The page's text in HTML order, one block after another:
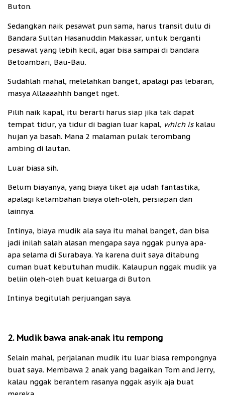
Buton.
Sedangkan naik pesawat pun sama, harus transit dulu di
Bandara Sultan Hasanuddin Makassar, untuk berganti
pesawat yang lebih kecil, agar bisa sampai di bandara
Betoambari, Bau-Bau.
Sudahlah mahal, melelahkan banget, apalagi pas lebaran,
masya Allaaaahhh banget nget.
Pilih naik kapal, itu berarti harus siap jika tak dapat
tempat tidur, ya tidur di bagian luar kapal, which is kalau
hujan ya basah. Mana 2 malaman pulak terombang
ambing di lautan.
Luar biasa sih.
Belum biayanya, yang biaya tiket aja udah fantastika,
apalagi ketambahan biaya oleh-oleh, persiapan dan
lainnya.
Intinya, biaya mudik ala saya itu mahal banget, dan bisa
jadi inilah salah alasan mengapa saya nggak punya apa-
apa selama di Surabaya. Ya karena duit saya ditabung
cuman buat kebutuhan mudik. Kalaupun nggak mudik ya
beliin oleh-oleh buat keluarga di Buton.
Intinya begitulah perjuangan saya.
2. Mudik bawa anak-anak itu rempong
Selain mahal, perjalanan mudik itu luar biasa rempongnya
buat saya. Membawa 2 anak yang bagaikan Tom and Jerry,
kalau nggak berantem rasanya nggak asyik aja buat